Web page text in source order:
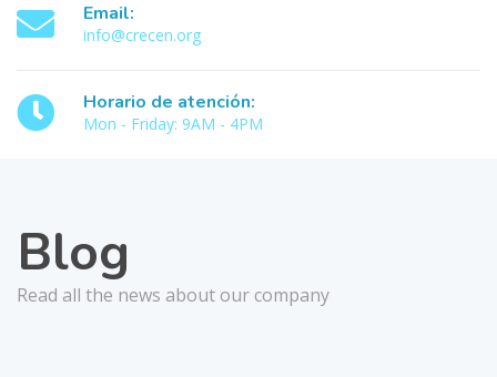
Email:
info@crecen.org
Horario de atención:
Mon - Friday: 9AM - 4PM
Blog
Read all the news about our company